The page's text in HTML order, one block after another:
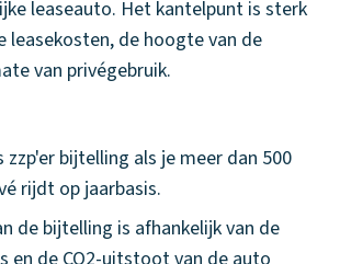
leaseauto. Het kantelpunt is sterk
leasekosten, de hoogte van de
van privégebruik.
zzp'er bijtelling als je meer dan 500
rijdt op jaarbasis.
de bijtelling is afhankelijk van de